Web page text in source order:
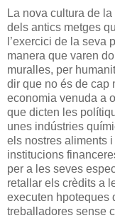
La nova cultura de
dels antics metges
l’exercici de la seva
manera que varen
muralles, per
dir que no és de cap
economia venuda a
que dicten les
unes indústries
els nostres aliments
institucions
per a les seves
retallar els crèdits a
executen hpoteques
treballadores sense